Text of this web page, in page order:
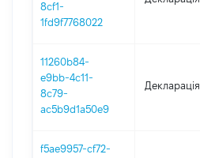
8cf1-
1fd9f7768022
11260b84-
e9bb-4c11-
8c79-
ac5b9d1a50e9
Декларація
f5ae9957-cf72-